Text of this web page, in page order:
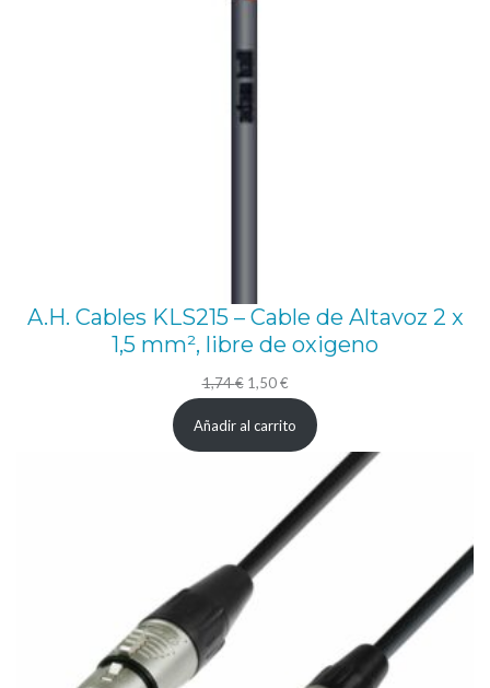
A.H. Cables KLS215 – Cable de Altavoz 2 x
1,5 mm², libre de oxigeno
1,74€ El1,50€El
precio
actual
1,50 €.
Añadir al carrito